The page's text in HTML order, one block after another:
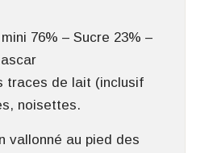
76% – Sucre 23% –
traces de lait (inclusif
noisettes.
vallonné au pied des